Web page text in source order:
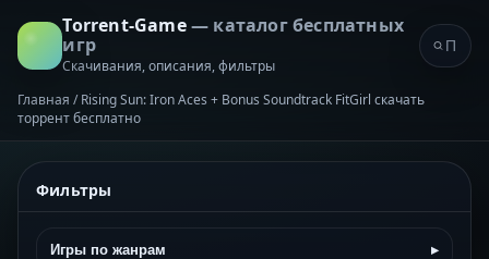
Torrent-Game— каталог бесплатных
игр
Скачивания, описания, фильтры
Главная / Rising Sun: Iron Aces + Bonus Soundtrack FitGirl скачать
торрент бесплатно
Фильтры
Игры по жанрам ▸